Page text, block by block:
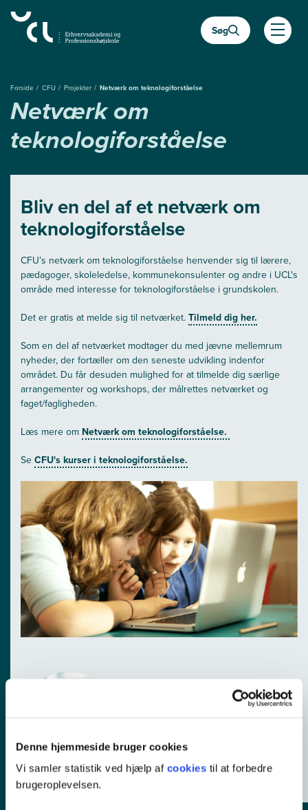
Denne hjemmeside bruger cookies
Vi samler statistik ved hjælp af cookies til at forbedre
brugeroplevelsen.
hovedindhold
Søg
Åben
Forside CFU Projekter Netværk om teknologiforståelse
Netværk om
teknologiforståelse
Bliv en del af et netværk om
teknologiforståelse
CFU’s netværk om teknologiforståelse henvender sig til lærere,
pædagoger, skoleledelse, kommunekonsulenter og andre i UCL's
område med interesse for teknologiforståelse i grundskolen.
Det er gratis at melde sig til netværket. Tilmeld dig her.
Som en del af netværket modtager du med jævne mellemrum
nyheder, der fortæller om den seneste udvikling indenfor
området. Du får desuden mulighed for at tilmelde dig særlige
arrangementer og workshops, der målrettes netværket og
faget/fagligheden.
Læs mere om Netværk om teknologiforståelse.
Se CFU's kurser i teknologiforståelse.
Ulrich Pedersen Dahl
Pædagogisk konsulent,
upda@ucl.dk